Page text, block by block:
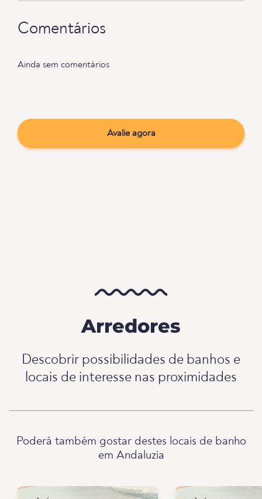
Comentários
Ainda sem comentários
Avalie agora
Arredores
Descobrir possibilidades de banhos e
locais de interesse nas proximidades
Poderá também gostar destes locais de banho
em Andaluzia